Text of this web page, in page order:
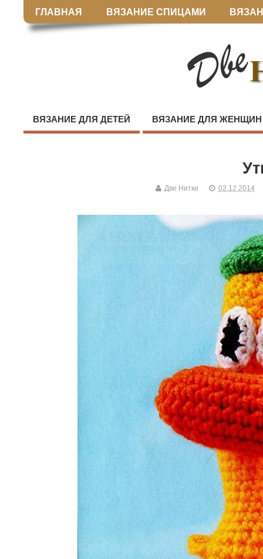
ГЛАВНАЯ ВЯЗАНИЕ СПИЦАМИ
ВЯЗАНИЕ ДЛЯ ДЕТЕЙ ВЯЗАНИЕ ДЛЯ ЖЕНЩИН
Две Нитки 02.12.2014